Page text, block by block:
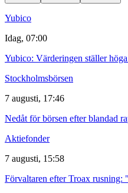
Yubico
Idag, 07:00
Yubico: Värderingen ställer
Stockholmsbörsen
7 augusti, 17:46
Nedåt för börsen efter blandad
Aktiefonder
7 augusti, 15:58
Förvaltaren efter Troax rusning: